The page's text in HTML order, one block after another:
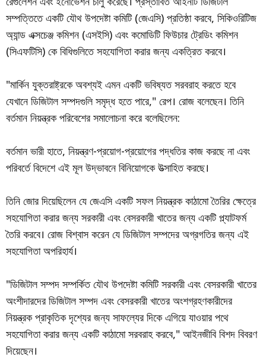
সম্পত্তিতে একটি যৌথ উপদেষ্টা কমিটি (জেএসি) প্রতিষ্ঠা করবে, সিকিওরিটিজ
অ্যান্ড এক্সচেঞ্জ কমিশন (এসইসি) এবং কমোডিটি ফিউচার ট্রেডিং কমিশন
(সিএফটিসি) কে বিধিগুলিতে সহযোগিতা করার জন্য একত্রিত করবে।
"মার্কিন যুক্তরাষ্ট্রকে অবশ্যই এমন একটি ভবিষ্যত সরবরাহ করতে হবে
যেখানে ডিজিটাল সম্পদগুলি সমৃদ্ধ হতে পারে," রেপ। রোজ বলেছেন। তিনি
বর্তমান নিয়ন্ত্রক পরিবেশের সমালোচনা করে বলেছিলেন:
বর্তমান ভারী হাতে, নিয়ন্ত্রণ-প্রয়োগ-প্রয়োগের পদ্ধতির কাজ করছে না এবং
পরিবর্তে বিদেশে এই মূল উদ্ভাবনে বিনিয়োগকে উত্সাহিত করছে।
তিনি জোর দিয়েছিলেন যে জেএসি একটি সফল নিয়ন্ত্রক কাঠামো তৈরির ক্ষেত্রে
সহযোগিতা করার জন্য সরকারী এবং বেসরকারী খাতের জন্য একটি প্ল্যাটফর্ম
তৈরি করবে। রোজ বিশ্বাস করেন যে ডিজিটাল সম্পদের অগ্রগতির জন্য এই
সহযোগিতা অপরিহার্য।
"ডিজিটাল সম্পদ সম্পর্কিত যৌথ উপদেষ্টা কমিটি সরকারী এবং বেসরকারী খাতের
অংশীদারদের ডিজিটাল সম্পদ এবং বেসরকারী খাতের অংশগ্রহণকারীদের
নিয়ন্ত্রক প্রাকৃতিক দৃশ্যের জন্য সাফল্যের দিকে এগিয়ে যাওয়ার পথে
সহযোগিতা করার জন্য একটি কাঠামো সরবরাহ করবে," আইনজীবি বিশদ বিবরণ
দিয়েছেন।